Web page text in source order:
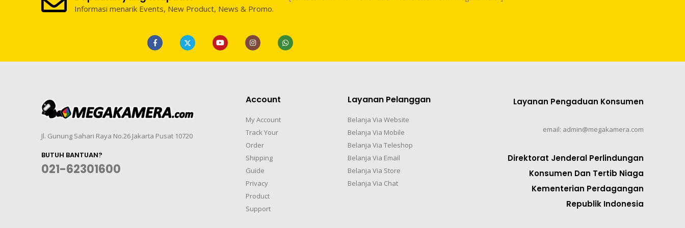
Informasi menarik Events, New Product, News & Promo.
Jl. Gunung Sahari Raya No.26 Jakarta Pusat 10720
BUTUH BANTUAN?
021-62301600
Account
My Account
Track Your
Order
Shipping
Guide
Privacy
Product
Support
Layanan Pelanggan
Belanja Via Website
Belanja Via Mobile
Belanja Via Teleshop
Belanja Via Email
Belanja Via Store
Belanja Via Chat
Layanan Pengaduan Konsumen
email: admin@megakamera.com
Direktorat Jenderal Perlindungan
Konsumen Dan Tertib Niaga
Kementerian Perdagangan
Republik Indonesia